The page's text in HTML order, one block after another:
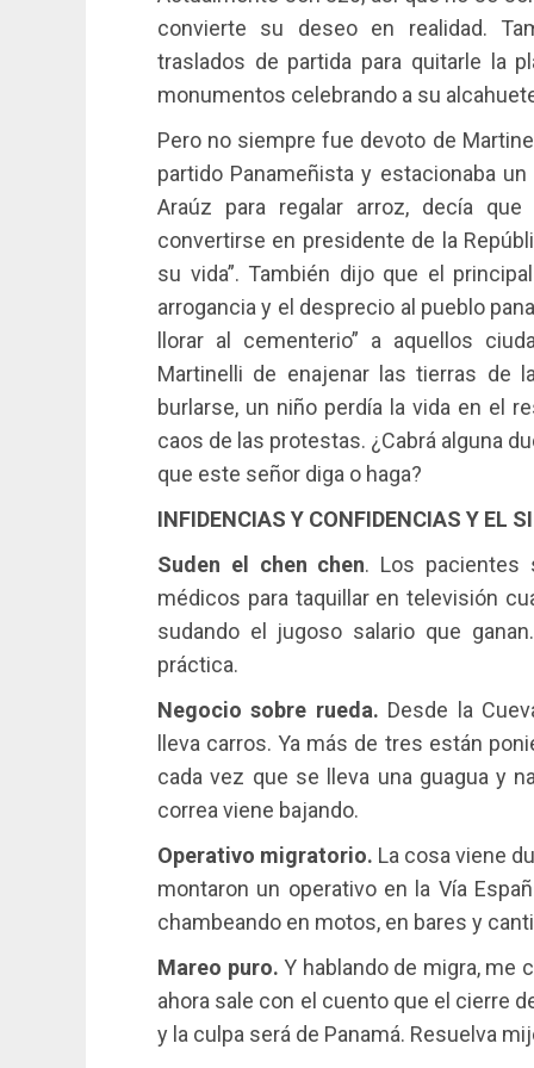
convierte su deseo en realidad.
traslados de partida para quitarle la
monumentos celebrando a su
Pero no siempre fue devoto de
partido Panameñista y estacionaba
Araúz para regalar arroz, decía
convertirse en presidente de la
su vida”. También dijo que el
arrogancia y el desprecio al pueblo
llorar al cementerio” a aquellos
Martinelli de enajenar las tierras de
burlarse, un niño perdía la vida en el
caos de las protestas. ¿Cabrá alguna
que este señor diga o haga?
INFIDENCIAS Y CONFIDENCIAS Y EL
Suden el chen chen. Los pacientes
médicos para taquillar en televisión
sudando el jugoso salario que
práctica.
Negocio sobre rueda. Desde la
lleva carros. Ya más de tres están
cada vez que se lleva una guagua y
correa viene bajando.
Operativo migratorio. La cosa viene
montaron un operativo en la Vía
chambeando en motos, en bares y
Mareo puro. Y hablando de migra, me
ahora sale con el cuento que el cierre
y la culpa será de Panamá. Resuelva